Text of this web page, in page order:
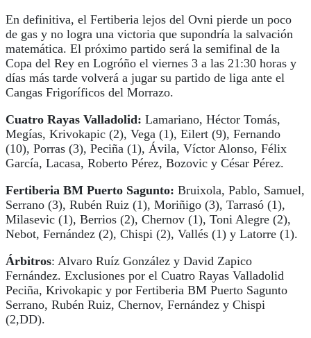
En definitiva, el Fertiberia lejos del Ovni pierde un poco
de gas y no logra una victoria que supondría la salvación
matemática. El próximo partido será la semifinal de la
Copa del Rey en Logróño el viernes 3 a las 21:30 horas y
días más tarde volverá a jugar su partido de liga ante el
Cangas Frigoríficos del Morrazo.
Cuatro Rayas Valladolid: Lamariano, Héctor Tomás,
Megías, Krivokapic (2), Vega (1), Eilert (9), Fernando
(10), Porras (3), Peciña (1), Ávila, Víctor Alonso, Félix
García, Lacasa, Roberto Pérez, Bozovic y César Pérez.
Fertiberia BM Puerto Sagunto: Bruixola, Pablo, Samuel,
Serrano (3), Rubén Ruiz (1), Moriñigo (3), Tarrasó (1),
Milasevic (1), Berrios (2), Chernov (1), Toni Alegre (2),
Nebot, Fernández (2), Chispi (2), Vallés (1) y Latorre (1).
Árbitros: Alvaro Ruíz González y David Zapico
Fernández. Exclusiones por el Cuatro Rayas Valladolid
Peciña, Krivokapic y por Fertiberia BM Puerto Sagunto
Serrano, Rubén Ruiz, Chernov, Fernández y Chispi
(2,DD).